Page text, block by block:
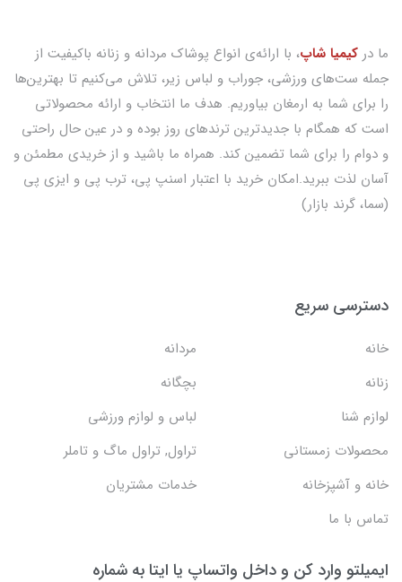
ما در کیمیا شاپ، با ارائه‌ی انواع پوشاک مردانه و زنانه باکیفیت از
جمله ست‌های ورزشی، جوراب و لباس زیر، تلاش می‌کنیم تا بهترین‌ها
را برای شما به ارمغان بیاوریم. هدف ما انتخاب و ارائه محصولاتی
است که همگام با جدیدترین ترندهای روز بوده و در عین حال راحتی
و دوام را برای شما تضمین کند. همراه ما باشید و از خریدی مطمئن و
آسان لذت ببرید.امکان خرید با اعتبار اسنپ پی، ترب پی و ایزی پی
(سما، گرند بازار)
دسترسی سریع
خانه
مردانه
زنانه
بچگانه
لوازم شنا
لباس و لوازم ورزشی
محصولات زمستانی
تراول, تراول ماگ و تاملر
خانه و آشپزخانه
خدمات مشتریان
تماس با ما
ایمیلتو وارد کن و داخل واتساپ یا ایتا به شماره